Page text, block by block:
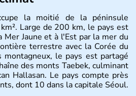
la moitié de la péninsule
Large de 200 km, le pays est
Mer Jaune et à l'Est par la mer du
terrestre avec la Corée du
le pays est partagé
des monts Taebek, culminant
Hallasan. Le pays compte près
dont 10 dans la capitale Séoul.